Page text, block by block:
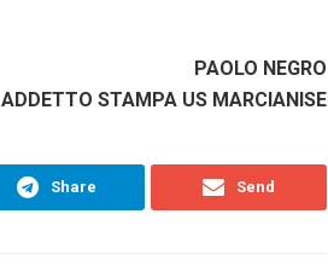
PAOLO NEGRO
ADDETTO STAMPA US MARCIANISE
Share Send